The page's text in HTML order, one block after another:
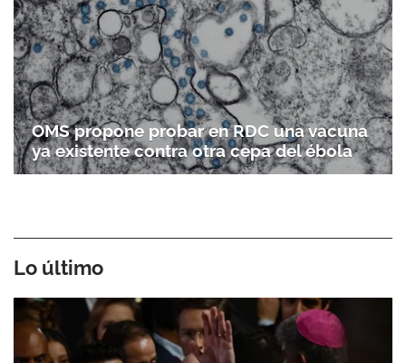
Gracias por suscribirte a nuestro boletín.
OMS propone probar en RDC una vacuna
ya existente contra otra cepa del ébola
Lo último